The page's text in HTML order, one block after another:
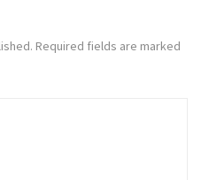
Required fields are marked